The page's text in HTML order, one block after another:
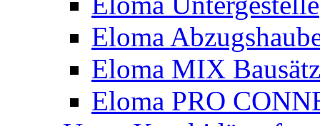
Eloma
Eloma MIX
Eloma PRO